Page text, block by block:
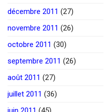
décembre 2011 (27)
novembre 2011 (26)
octobre 2011 (30)
septembre 2011 (26)
août 2011 (27)
juillet 2011 (36)